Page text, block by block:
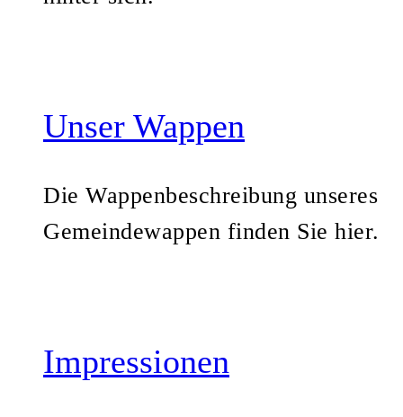
Unser Wappen
Die Wappenbeschreibung unseres
Gemeindewappen finden Sie hier.
Impressionen